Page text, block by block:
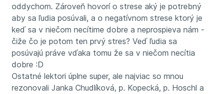
oddychom. Zároveň hovorí o strese aký je potrebný
aby sa ľudia posúvali, a o negatívnom strese ktorý je
keď sa v niečom necítime dobre a neprospieva nám -
čiže čo je potom ten prvý stres? Veď ľudia sa
posúvajú práve vďaka tomu že sa v niečom necítia
dobre :D
Ostatné lektori úplne super, ale najviac so mnou
rezonovali Janka Chudlíková, p. Kopecká, p. Hoschl a